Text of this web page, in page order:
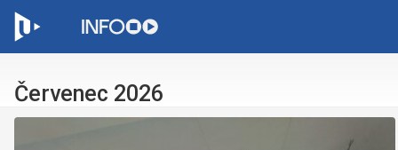
Červenec 2026